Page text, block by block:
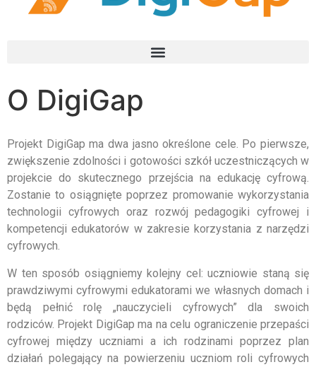
O DigiGap
Projekt DigiGap ma dwa jasno określone cele. Po pierwsze,
zwiększenie zdolności i gotowości szkół uczestniczących w
projekcie do skutecznego przejścia na edukację cyfrową.
Zostanie to osiągnięte poprzez promowanie wykorzystania
technologii cyfrowych oraz rozwój pedagogiki cyfrowej i
kompetencji edukatorów w zakresie korzystania z narzędzi
cyfrowych.
W ten sposób osiągniemy kolejny cel: uczniowie staną się
prawdziwymi cyfrowymi edukatorami we własnych domach i
będą pełnić rolę „nauczycieli cyfrowych” dla swoich
rodziców. Projekt DigiGap ma na celu ograniczenie przepaści
cyfrowej między uczniami a ich rodzinami poprzez plan
działań polegający na powierzeniu uczniom roli cyfrowych